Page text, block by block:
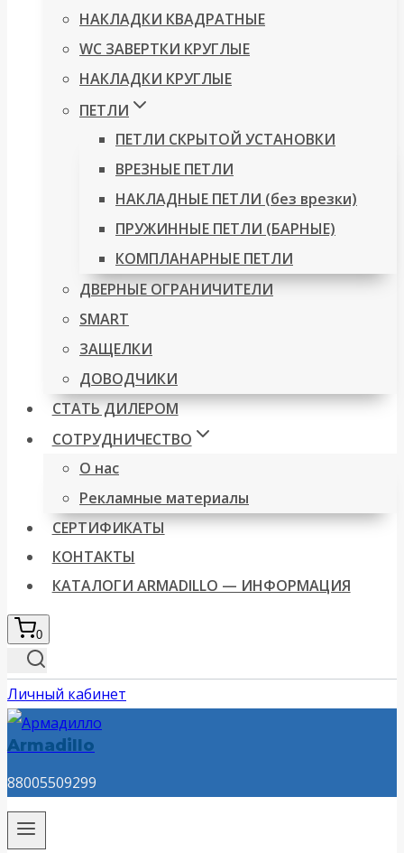
НАКЛАДКИ КВАДРАТНЫЕ
WC ЗАВЕРТКИ КРУГЛЫЕ
НАКЛАДКИ КРУГЛЫЕ
ПЕТЛИ
ПЕТЛИ СКРЫТОЙ УСТАНОВКИ
ВРЕЗНЫЕ ПЕТЛИ
НАКЛАДНЫЕ ПЕТЛИ (без врезки)
ПРУЖИННЫЕ ПЕТЛИ (БАРНЫЕ)
КОМПЛАНАРНЫЕ ПЕТЛИ
ДВЕРНЫЕ ОГРАНИЧИТЕЛИ
SMART
ЗАЩЕЛКИ
ДОВОДЧИКИ
СТАТЬ ДИЛЕРОМ
СОТРУДНИЧЕСТВО
О нас
Рекламные материалы
СЕРТИФИКАТЫ
КОНТАКТЫ
КАТАЛОГИ ARMADILLO — ИНФОРМАЦИЯ
0
Личный кабинет
Armadillo
88005509299